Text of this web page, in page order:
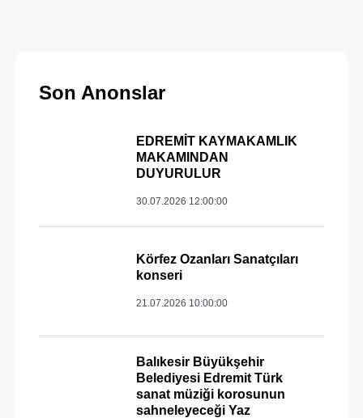
Son Anonslar
EDREMİT KAYMAKAMLIK
MAKAMINDAN
DUYURULUR
30.07.2026 12:00:00
Körfez Ozanları Sanatçıları
konseri
21.07.2026 10:00:00
Balıkesir Büyükşehir
Belediyesi Edremit Türk
sanat müziği korosunun
sahneleyeceği Yaz